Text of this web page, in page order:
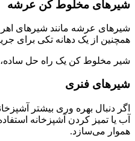
شیرهای مخلوط کن عرشه
شیرهای عرشه مانند شیرهای
همچنین از یک دهانه تکی برای
شیر مخلوط کن یک راه حل
شیرهای فنری
اگر دنبال بهره وری بیشتر
آب یا تمیز کردن آشپزخانه
هموار می‌سازد.